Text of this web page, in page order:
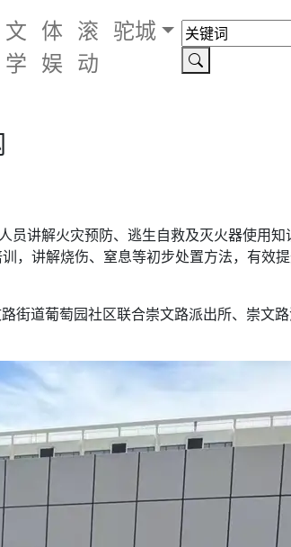
文
学
体
娱
滚
动
驼城
员讲解火灾预防、逃生自救及灭火器使用知
，讲解烧伤、窒息等初步处置方法，有效
街道葡萄园社区联合崇文路派出所、崇文